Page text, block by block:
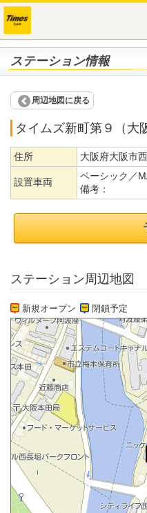
ステーション情報
周辺地図に戻る
タイムズ新町第９（大
住所 大阪府大阪市
設置車両
ベーシック／
備考：
ステーション周辺地図
新規オープン 閉鎖予定